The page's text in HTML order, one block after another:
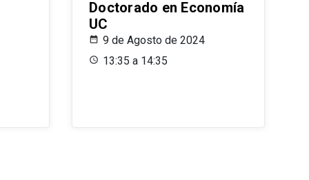
Doctorado en Economía
UC
9 de Agosto de 2024
13:35 a 14:35